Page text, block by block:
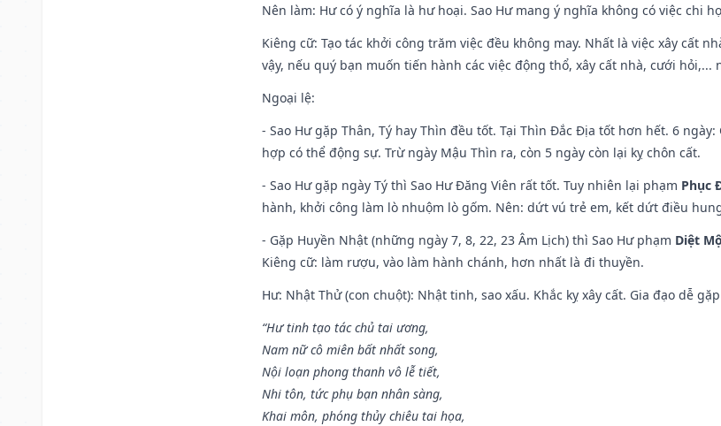
Nên làm: Hư có ý nghĩa là hư hoại. Sao Hư mang ý nghĩa không có việc chi
Kiêng cữ: Tạo tác khởi công trăm việc đều không may. Nhất là việc xây cất
vậy, nếu quý bạn muốn tiến hành các việc động thổ, xây cất nhà, cưới
Ngoại lệ:
- Sao Hư gặp Thân, Tý hay Thìn đều tốt. Tại Thìn Đắc Địa tốt hơn hết. 6
hợp có thể động sự. Trừ ngày Mậu Thìn ra, còn 5 ngày còn lại kỵ chôn cất.
- Sao Hư gặp ngày Tý thì Sao Hư Đăng Viên rất tốt. Tuy nhiên lại phạm Phục
hành, khởi công làm lò nhuộm lò gốm. Nên: dứt vú trẻ em, kết dứt điều
- Gặp Huyền Nhật (những ngày 7, 8, 22, 23 Âm Lịch) thì Sao Hư phạm Diệt
Kiêng cữ: làm rượu, vào làm hành chánh, hơn nhất là đi thuyền.
Hư: Nhật Thử (con chuột): Nhật tinh, sao xấu. Khắc kỵ xây cất. Gia đạo dễ
“Hư tinh tạo tác chủ tai ương,
Nam nữ cô miên bất nhất song,
Nội loạn phong thanh vô lễ tiết,
Nhi tôn, tức phụ bạn nhân sàng,
Khai môn, phóng thủy chiêu tai họa,